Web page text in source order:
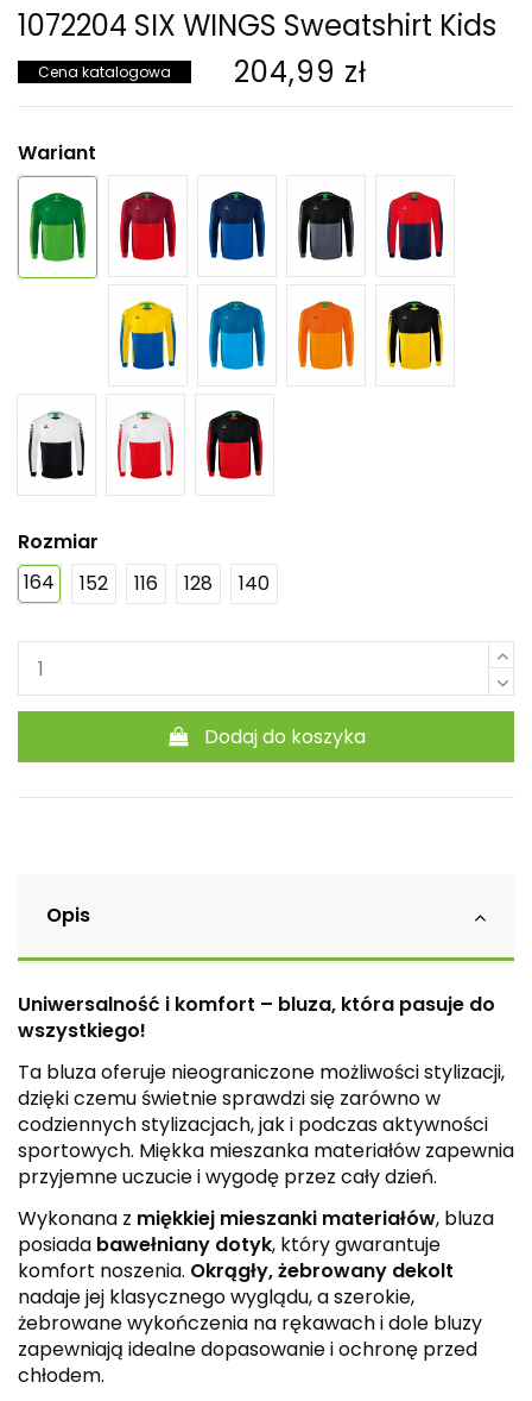
1072204 SIX WINGS Sweatshirt Kids
Cena katalogowa 204,99 zł
Wariant
Rozmiar
164
152 116 128 140
Dodaj do koszyka
Opis
Uniwersalność i komfort – bluza, która pasuje do
wszystkiego!
Ta bluza oferuje nieograniczone możliwości stylizacji,
dzięki czemu świetnie sprawdzi się zarówno w
codziennych stylizacjach, jak i podczas aktywności
sportowych. Miękka mieszanka materiałów zapewnia
przyjemne uczucie i wygodę przez cały dzień.
Wykonana z miękkiej mieszanki materiałów, bluza
posiada bawełniany dotyk, który gwarantuje
komfort noszenia. Okrągły, żebrowany dekolt
nadaje jej klasycznego wyglądu, a szerokie,
żebrowane wykończenia na rękawach i dole bluzy
zapewniają idealne dopasowanie i ochronę przed
chłodem.